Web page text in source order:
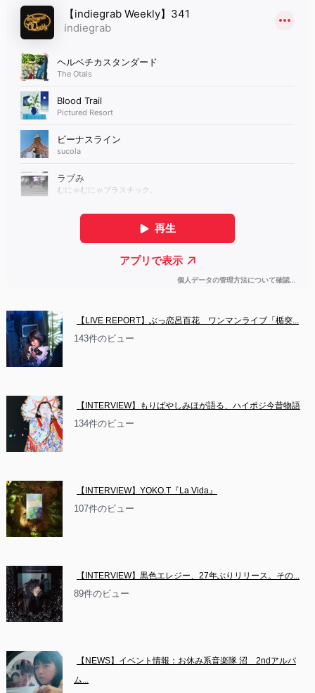
【LIVE REPORT】ぶっ恋呂百花　ワンマンライブ「楯突...
143件のビュー
【INTERVIEW】もりばやしみほが語る、ハイポジ今昔物語
134件のビュー
【INTERVIEW】YOKO.T『La Vida』
107件のビュー
【INTERVIEW】黒色エレジー、27年ぶりリリース。その...
89件のビュー
【NEWS】イベント情報：お休み系音楽隊 沼　2ndアルバ
ム...